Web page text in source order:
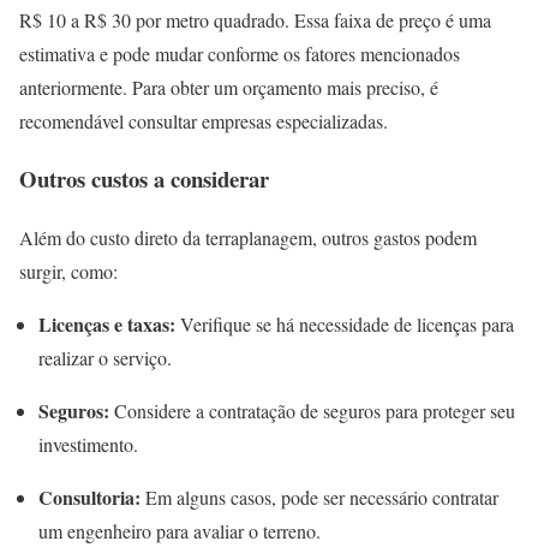
R$ 10 a R$ 30 por metro quadrado. Essa faixa de preço é uma
estimativa e pode mudar conforme os fatores mencionados
anteriormente. Para obter um orçamento mais preciso, é
recomendável consultar empresas especializadas.
Outros custos a considerar
Além do custo direto da terraplanagem, outros gastos podem
surgir, como:
Licenças e taxas: Verifique se há necessidade de licenças para
realizar o serviço.
Seguros: Considere a contratação de seguros para proteger seu
investimento.
Consultoria: Em alguns casos, pode ser necessário contratar
um engenheiro para avaliar o terreno.